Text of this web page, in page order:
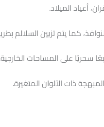
أعياد الميلاد.
كما يتم تزيين السلالم
سحريًا على المساحات الخارجية.
ذات الألوان المتغيرة.